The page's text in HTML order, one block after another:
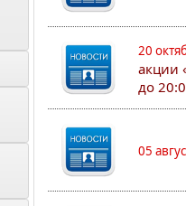
20
акции
до
05